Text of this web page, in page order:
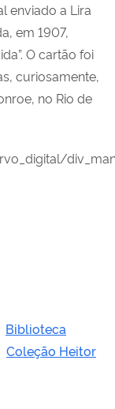
enviado a Lira
em 1907,
O cartão foi
curiosamente,
no Rio de
Biblioteca
Coleção Heitor